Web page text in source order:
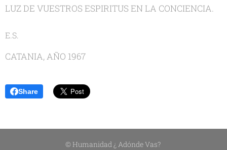
LUZ DE VUESTROS ESPIRITUS EN LA CONCIENCIA.
E.S.
CATANIA, AÑO 1967
Share
© Humanidad ¿ Adónde Vas?